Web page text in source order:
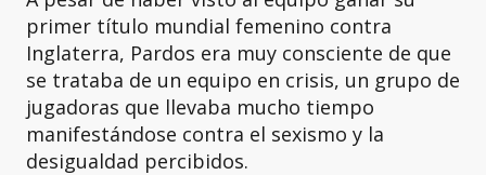
primer título mundial femenino contra
Inglaterra, Pardos era muy consciente de que
se trataba de un equipo en crisis, un grupo de
jugadoras que llevaba mucho tiempo
manifestándose contra el sexismo y la
desigualdad percibidos.